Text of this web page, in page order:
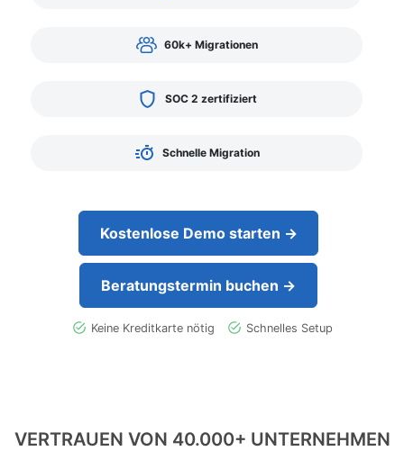
60k+ Migrationen
SOC 2 zertifiziert
Schnelle Migration
Kostenlose Demo starten →
Beratungstermin buchen →
Keine Kreditkarte nötig Schnelles Setup
VERTRAUEN VON 40.000+ UNTERNEHMEN